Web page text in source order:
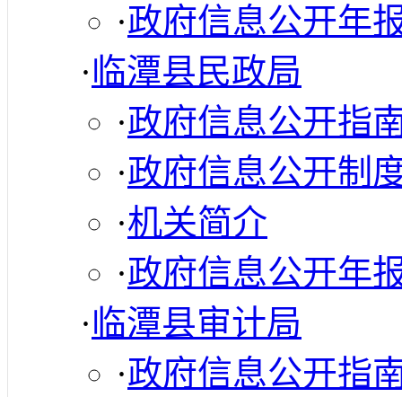
·政府信息公开年
·临潭县民政局
·政府信息公开指
·政府信息公开制
·机关简介
·政府信息公开年
·临潭县审计局
·政府信息公开指